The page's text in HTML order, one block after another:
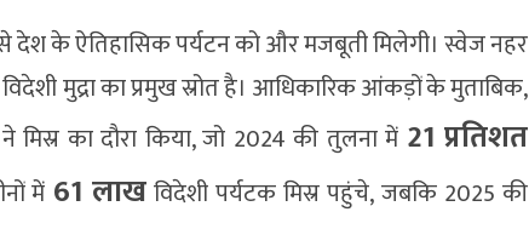
देश के ऐतिहासिक पर्यटन को और मजबूती मिलेगी। स्वेज नहर
मुद्रा का प्रमुख स्रोत है। आधिकारिक आंकड़ों के मुताबिक,
मिस्र का दौरा किया, जो 2024 की तुलना में 21 प्रतिशत
में 61 लाखविदेशी पर्यटक मिस्र पहुंचे, जबकि 2025 की